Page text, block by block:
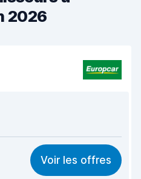
2026
8,7
8,2
Voir les offres